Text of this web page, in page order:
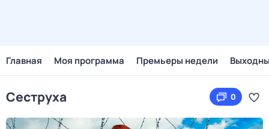
Главная Моя программа Премьеры недели
Сеструха 0